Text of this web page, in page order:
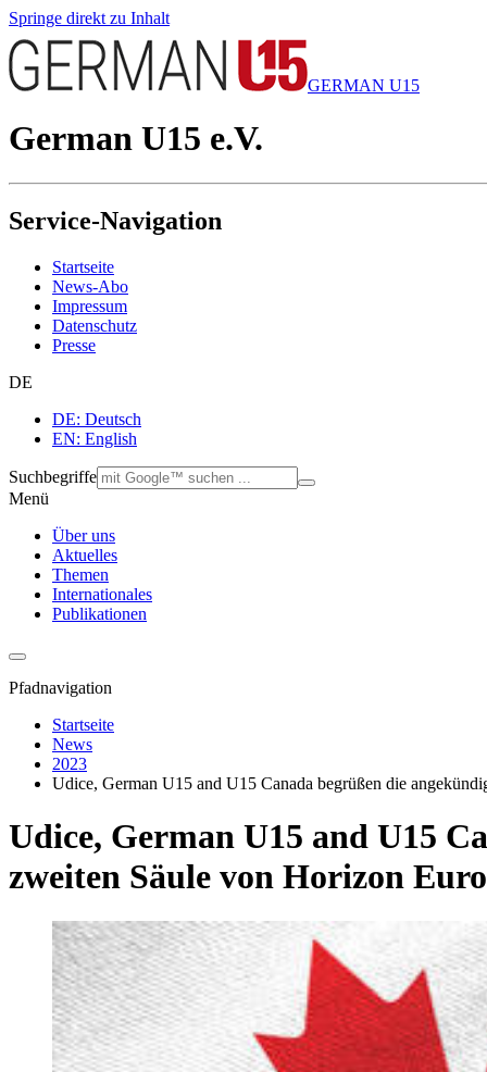
Springe direkt zu Inhalt
GERMAN U15
German U15 e.V.
Service-Navigation
Startseite
News-Abo
Impressum
Datenschutz
Presse
DE
DE: Deutsch
EN: English
Suchbegriffe
Menü
Über uns
Aktuelles
Themen
Internationales
Publikationen
Pfadnavigation
Startseite
News
2023
Udice, German U15 and U15 Canada begrüßen die
Udice, German U15 and U15
zweiten Säule von Horizon